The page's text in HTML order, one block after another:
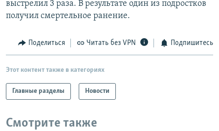
выстрелил 3 раза. В результате один из подростков
получил смертельное ранение.
Поделиться Читать без VPN Подпишитесь
Этот контент также в категориях
Главные разделы Новости
Смотрите также